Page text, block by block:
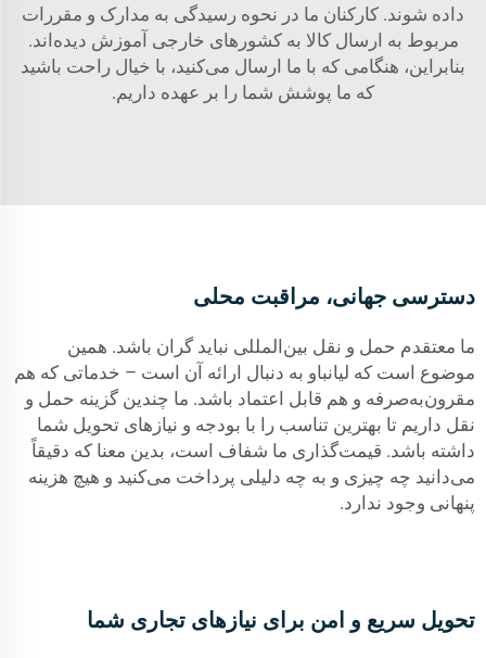
داده شوند. کارکنان ما در نحوه رسیدگی به مدارک و مقررات
مربوط به ارسال کالا به کشورهای خارجی آموزش دیده‌اند.
بنابراین، هنگامی که با ما ارسال می‌کنید، با خیال راحت باشید
که ما پوشش شما را بر عهده داریم.
دسترسی جهانی، مراقبت محلی
ما معتقدم حمل و نقل بین‌المللی نباید گران باشد. همین
موضوع است که لیانباو به دنبال ارائه آن است – خدماتی که هم
مقرون‌به‌صرفه و هم قابل اعتماد باشد. ما چندین گزینه حمل و
نقل داریم تا بهترین تناسب را با بودجه و نیازهای تحویل شما
داشته باشد. قیمت‌گذاری ما شفاف است، بدین معنا که دقیقاً
می‌دانید چه چیزی و به چه دلیلی پرداخت می‌کنید و هیچ هزینه
پنهانی وجود ندارد.
تحویل سریع و امن برای نیازهای تجاری شما